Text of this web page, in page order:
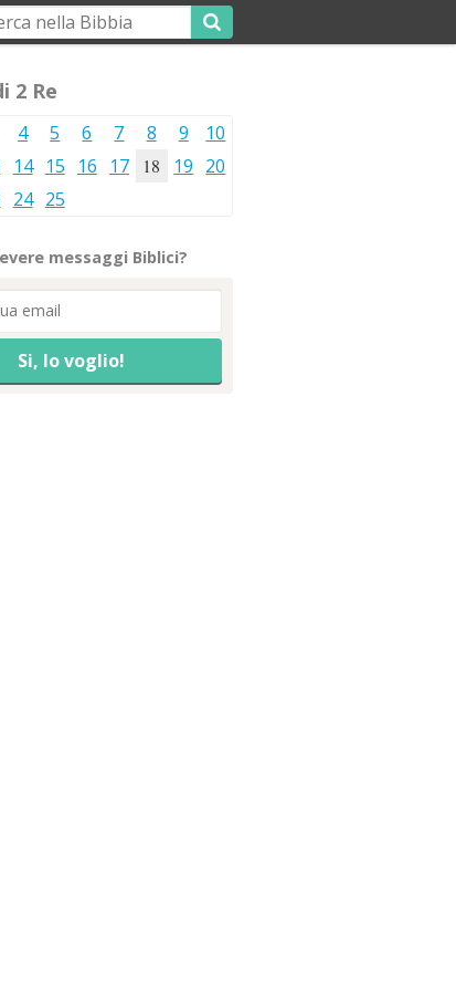
2 Re
4 5 6 7 8 9
10
14 15 16 17 18 19 20
24 25
messaggi Biblici?